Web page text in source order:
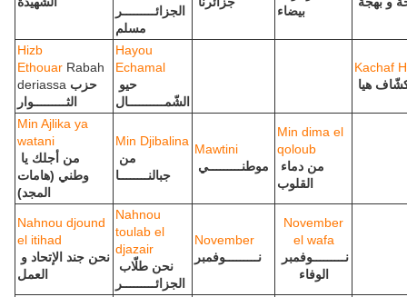
الجزائـــــــــر
مسلم
بيضاء
Hizb
Ethouar Rabah
deriassa
الثـــــــــوار
Hayou
Echamal
الشّمــــــــــال
Kachaf
هيا
Min Ajlika ya
watani
وطني (هامات
المجد)
Min Djibalina
جبالنــــــــا
Mawtini
موطنـــــــــي
Min dima el
qoloub
القلوب
Nahnou djound
el itihad
العمل
Nahnou
toulab el
djazair
الجزائـــــــــر
November
نـــــــــوفمبر
November
el wafa
الوفاء